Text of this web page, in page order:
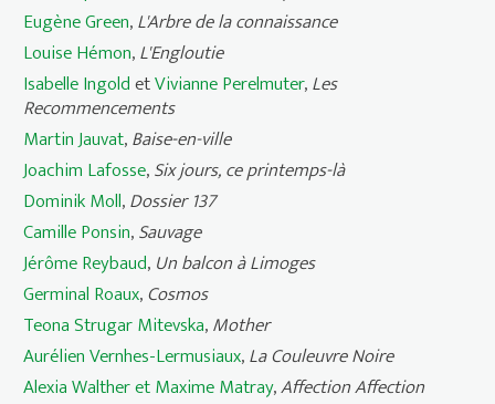
Eugène Green,L'Arbre de la connaissance
Louise Hémon,L'Engloutie
Isabelle IngoldetVivianne Perelmuter,Les
Recommencements
Martin Jauvat,Baise-en-ville
Joachim Lafosse,Six jours, ce printemps-là
Dominik Moll,Dossier 137
Camille Ponsin,Sauvage
Jérôme Reybaud, Un balcon à Limoges
Germinal Roaux,Cosmos
Teona Strugar Mitevska,Mother
Aurélien Vernhes-Lermusiaux,La Couleuvre Noire
Alexia Walther et Maxime Matray,Affection Affection